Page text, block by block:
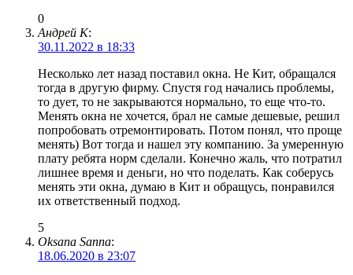
0
Андрей К:
30.11.2022 в 18:33
Несколько лет назад поставил окна. Не Кит, обращался
тогда в другую фирму. Спустя год начались проблемы,
то дует, то не закрываются нормально, то еще что-то.
Менять окна не хочется, брал не самые дешевые, решил
попробовать отремонтировать. Потом понял, что проще
менять) Вот тогда и нашел эту компанию. За умеренную
плату ребята норм сделали. Конечно жаль, что потратил
лишнее время и деньги, но что поделать. Как соберусь
менять эти окна, думаю в Кит и обращусь, понравился
их ответственный подход.
5
Oksana Sanna:
18.06.2020 в 23:07